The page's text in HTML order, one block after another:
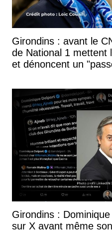
Girondins : avant le
de National 1 mettent
et dénoncent un
Girondins :
sur X avant même